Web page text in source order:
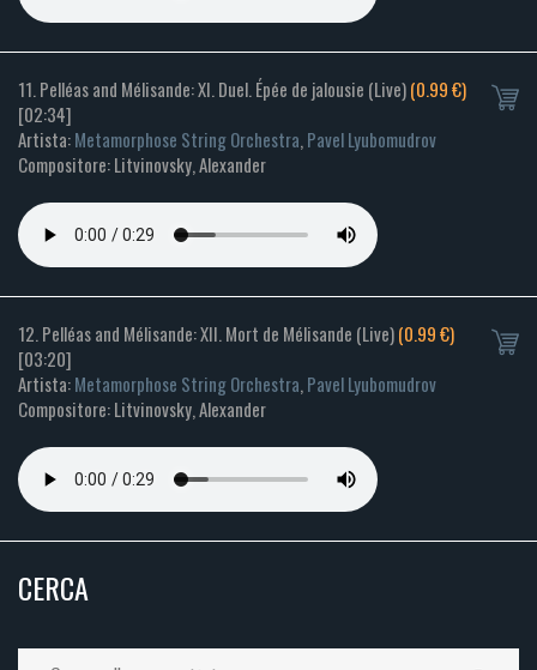
11. Pelléas and Mélisande: XI. Duel. Épée de jalousie (Live)(0.99 €)
[02:34]
Artista:Metamorphose String Orchestra,Pavel Lyubomudrov
Compositore: Litvinovsky, Alexander
12. Pelléas and Mélisande: XII. Mort de Mélisande (Live)(0.99 €)
[03:20]
Artista:Metamorphose String Orchestra,Pavel Lyubomudrov
Compositore: Litvinovsky, Alexander
CERCA